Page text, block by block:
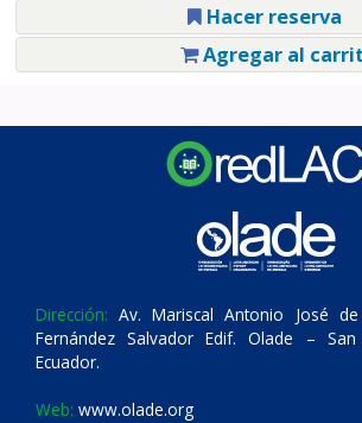
Hacer reserva
Agregar al
Dirección: Av. Mariscal Antonio José
Fernández Salvador Edif. Olade –
Ecuador.
Web: www.olade.org